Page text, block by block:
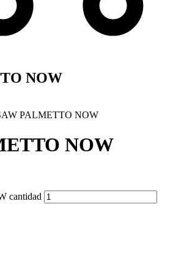
NOW
PALMETTO NOW
NOW
cantidad